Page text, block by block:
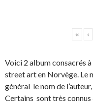
« ‹
Voici 2 album consacrés
street art en Norvège. Le
général le nom de
Certains sont très connus